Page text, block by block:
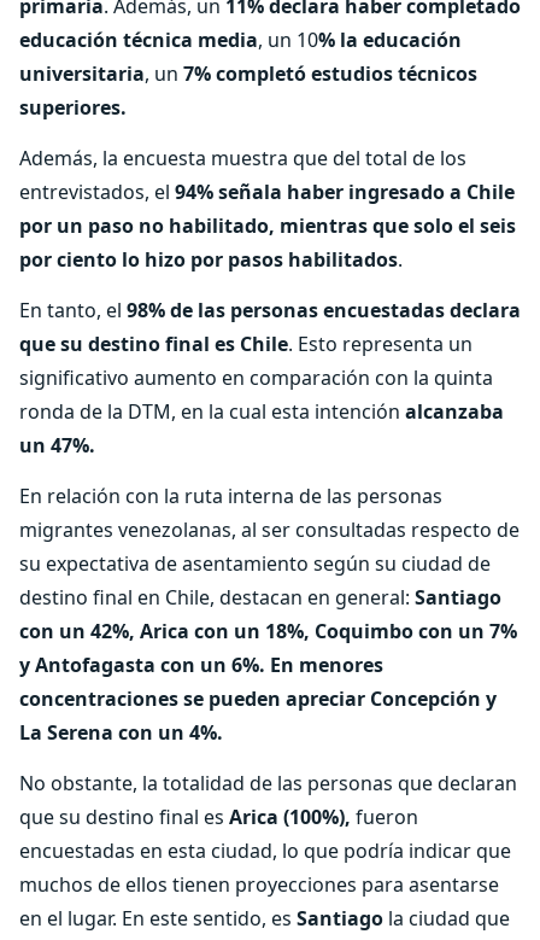
primaria. Además, un 11% declara haber completado
educación técnica media, un 10% la educación
universitaria, un 7% completó estudios técnicos
superiores.
Además, la encuesta muestra que del total de los
entrevistados, el 94% señala haber ingresado a Chile
por un paso no habilitado, mientras que solo el seis
por ciento lo hizo por pasos habilitados.
En tanto, el 98% de las personas encuestadas declara
que su destino final es Chile. Esto representa un
significativo aumento en comparación con la quinta
ronda de la DTM, en la cual esta intención alcanzaba
un 47%.
En relación con la ruta interna de las personas
migrantes venezolanas, al ser consultadas respecto de
su expectativa de asentamiento según su ciudad de
destino final en Chile, destacan en general: Santiago
con un 42%, Arica con un 18%, Coquimbo con un 7%
y Antofagasta con un 6%. En menores
concentraciones se pueden apreciar Concepción y
La Serena con un 4%.
No obstante, la totalidad de las personas que declaran
que su destino final es Arica (100%), fueron
encuestadas en esta ciudad, lo que podría indicar que
muchos de ellos tienen proyecciones para asentarse
en el lugar. En este sentido, es Santiago la ciudad que